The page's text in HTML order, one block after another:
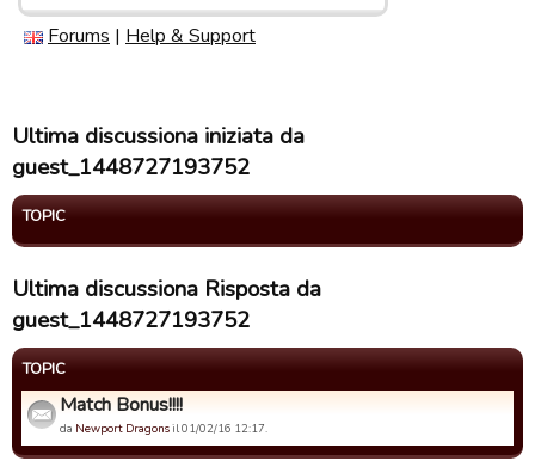
Forums | Help & Support
Ultima discussiona iniziata da
guest_1448727193752
TOPIC
Ultima discussiona Risposta da
guest_1448727193752
TOPIC
Match Bonus!!!!
da Newport Dragonsil 01/02/16 12:17.